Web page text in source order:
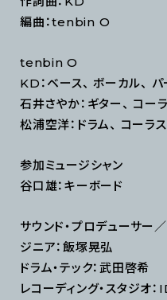
編曲：tenbin O
tenbin O
KD：ベース、 ボーカル、 パ
石井さやか：ギター、 コー
松浦空洋：ドラム、 コーラ
参加ミュージシャン
谷口雄：キーボード
サウンド・プロデューサー
ジニア：飯塚晃弘
ドラム・テック：武田啓希
レコーディング・スタジ